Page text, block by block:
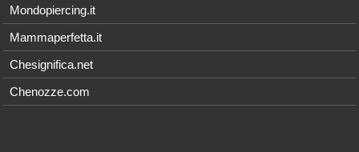
Mondopiercing.it
Mammaperfetta.it
Chesignifica.net
Chenozze.com